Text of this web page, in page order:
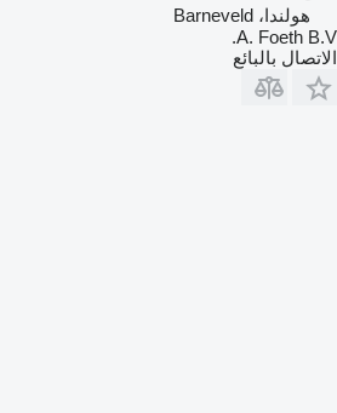
هولندا، Barneveld
A. Foeth B.V.
الاتصال بالبائع